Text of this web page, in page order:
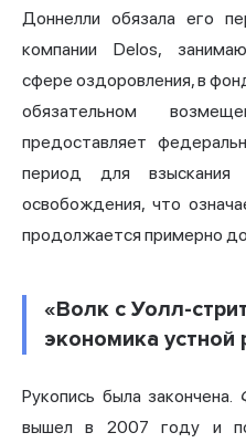
Доннелли обязала его
компании Delos,
сфере оздоровления, в
обязательном
предоставляет
период для
освобождения, что
продолжается примерно
«Волк с Уолл-
экономика устной
Рукопись была закончена.
вышел в 2007 году и